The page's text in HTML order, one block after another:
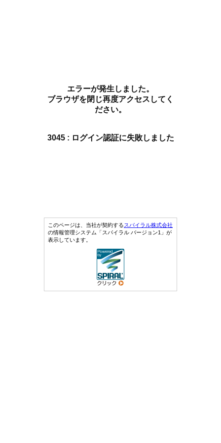
エラーが発生しました。
ブラウザを閉じ再度アクセスしてく
ださい。
3045 : ログイン認証に失敗しました
このページは、当社が契約するスパイラル株式会社
の情報管理システム「スパイラル バージョン1」が
表示しています。